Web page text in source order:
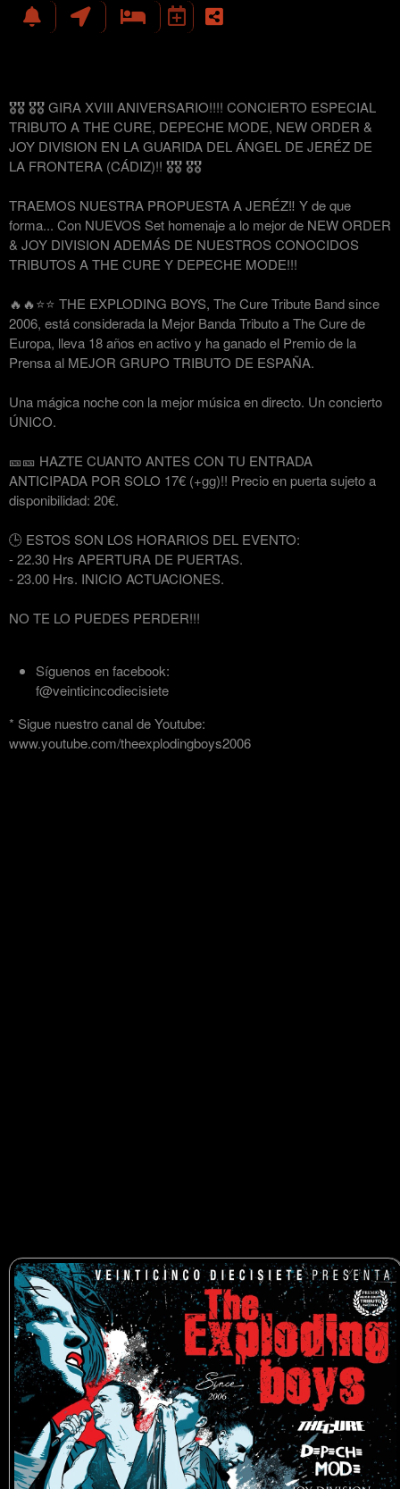
🎖🎖 🎖🎖 GIRA XVIII ANIVERSARIO!!!! CONCIERTO ESPECIAL
TRIBUTO A THE CURE, DEPECHE MODE, NEW ORDER &
JOY DIVISION EN LA GUARIDA DEL ÁNGEL DE JERÉZ DE
LA FRONTERA (CÁDIZ)!! 🎖🎖 🎖🎖
TRAEMOS NUESTRA PROPUESTA A JERÉZ‼️ Y de que
forma... Con NUEVOS Set homenaje a lo mejor de NEW ORDER
& JOY DIVISION ADEMÁS DE NUESTROS CONOCIDOS
TRIBUTOS A THE CURE Y DEPECHE MODE!!!
🔥🔥⭐️⭐️ THE EXPLODING BOYS, The Cure Tribute Band since
2006, está considerada la Mejor Banda Tributo a The Cure de
Europa, lleva 18 años en activo y ha ganado el Premio de la
Prensa al MEJOR GRUPO TRIBUTO DE ESPAÑA.
Una mágica noche con la mejor música en directo. Un concierto
ÚNICO.
🎫🎫 HAZTE CUANTO ANTES CON TU ENTRADA
ANTICIPADA POR SOLO 17€ (+gg)!! Precio en puerta sujeto a
disponibilidad: 20€.
🕒 ESTOS SON LOS HORARIOS DEL EVENTO:
- 22.30 Hrs APERTURA DE PUERTAS.
- 23.00 Hrs. INICIO ACTUACIONES.
NO TE LO PUEDES PERDER!!!
Síguenos en facebook:
f@veinticincodiecisiete
* Sigue nuestro canal de Youtube:
www.youtube.com/theexplodingboys2006